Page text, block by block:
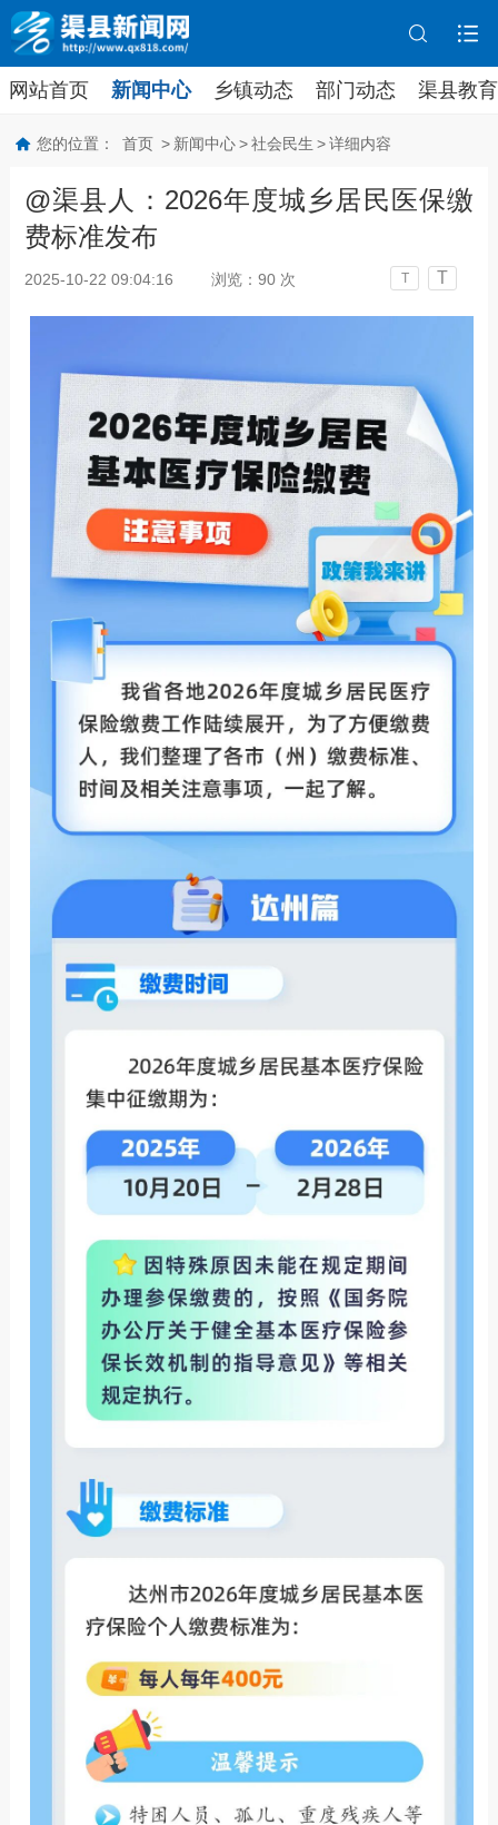
网站首页 新闻中心 乡镇动态 部门动态 渠县教育
您的位置： 首页 > 新闻中心 > 社会民生 > 详细内容
@渠县人：2026年度城乡居民医保缴
费标准发布
2025-10-22 09:04:16 浏览： 90次 T T